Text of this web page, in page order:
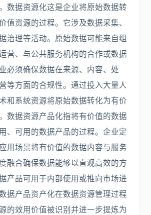
数据资源化这是企业将原始数据转
值资源的过程。它涉及数据采集、
治理等活动。原始数据可能来自组
营、与公共服务机构的合作或数据
必须确保数据在来源、内容、处
等方面的合规性。通过投入大量人
和系统资源将原始数据转化为有价
数据资源产品化指将有价值的数据
、可用的数据产品的过程。企业定
用场景将有价值的数据内容与服务
融合确保数据能够以直观高效的方
产品可用于内部使用或推向市场进
据产品资产化在数据资源管理过程
的效用价值被识别并进一步提炼为